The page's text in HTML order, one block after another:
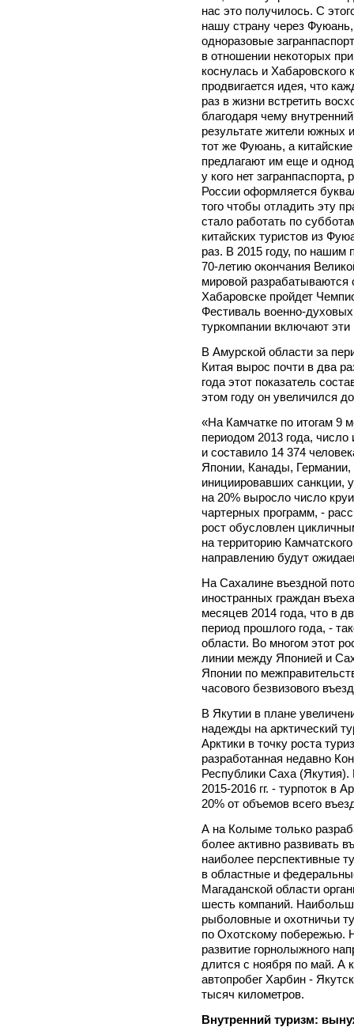
нас это получилось. С
нашу страну через
одноразовые
в отношении некоторых
коснулась и Хабаровского
продвигается идея, что
раз в жизни встретить
благодаря чему
результате жители южных
тот же Фуюань, а
предлагают им еще и
у кого нет
России оформляется
того чтобы отладить эту
стало работать по
китайских туристов из
раз. В 2015 году, по нашим
70-летию окончания
мировой
Хабаровске пройдет
Фестиваль военно-
туркомпании включают эти
В Амурской области за
Китая вырос почти в два
года этот показатель
этом году он увеличился
«На Камчатке по итогам 9
периодом 2013 года,
и составило 14 374
Японии, Канады,
инициировавших санкции,
на 20% выросло число
чартерных программ, -
рост обусловлен
на территорию
направлению будут
На Сахалине въездной
иностранных граждан
месяцев 2014 года, что в
период прошлого года, -
области. Во многом этот
линии между Японией и
Японии по
часового безвизового
В Якутии в плане
надежды на арктический
Арктики в точку роста
разработанная недавно
Республики Саха
2015-2016 гг. - турпоток в
20% от объемов всего
А на Колыме только
более активно развивать
наиболее перспективные
в областные и
Магаданской области
шесть компаний.
рыболовные и охотничьи
по Охотскому побережью.
развитие горнолыжного
длится с ноября по май. А
автопробег Харбин -
тысяч километров.
Внутренний туризм: